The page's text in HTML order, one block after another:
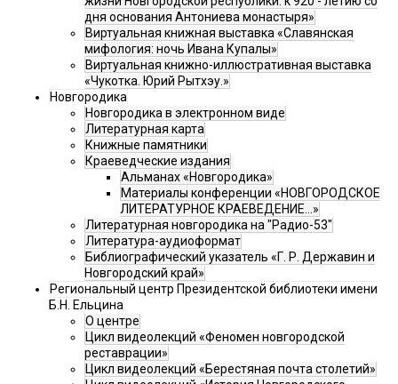
дня основания Антониева монастыря»
Виртуальная книжная выставка «Славянская
мифология: ночь Ивана Купалы»
Виртуальная книжно-иллюстративная выставка
«Чукотка. Юрий Рытхэу.»
Новгородика
Новгородика в электронном виде
Литературная карта
Книжные памятники
Краеведческие издания
Альманах «Новгородика»
Материалы конференции «НОВГОРОДСКОЕ
ЛИТЕРАТУРНОЕ КРАЕВЕДЕНИЕ...»
Литературная новгородика на "Радио-53"
Литература-аудиоформат
Библиографический указатель «Г. Р. Державин и
Новгородский край»
Региональный центр Президентской библиотеки имени
Б.Н. Ельцина
О центре
Цикл видеолекций «Феномен новгородской
реставрации»
Цикл видеолекций «Берестяная почта столетий»